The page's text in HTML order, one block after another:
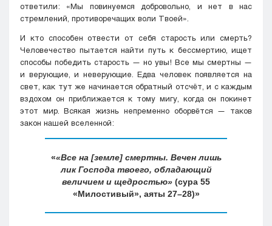
ответили: «Мы повинуемся добровольно, и нет в нас
стремлений, противоречащих воли Твоей».
И кто способен отвести от себя старость или смерть?
Человечество пытается найти путь к бессмертию, ищет
способы победить старость — но увы! Все мы смертны —
и верующие, и неверующие. Едва человек появляется на
свет, как тут же начинается обратный отсчёт, и с каждым
вздохом он приближается к тому мигу, когда он покинет
этот мир. Всякая жизнь непременно оборвётся — таков
закон нашей вселенной:
«Все на [земле] смертны. Вечен лишь
лик Господа твоего, обладающий
величием и щедростью» (сура 55
«Милостивый», аяты 27–28)